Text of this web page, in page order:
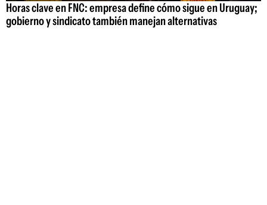
Horas clave en FNC: empresa define cómo sigue en Uruguay;
gobierno y sindicato también manejan alternativas